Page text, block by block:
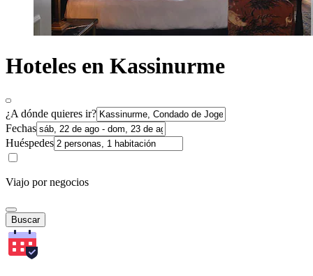
Hoteles en Kassinurme
¿A dónde quieres ir?
Fechas
Huéspedes
Viajo por negocios
Buscar